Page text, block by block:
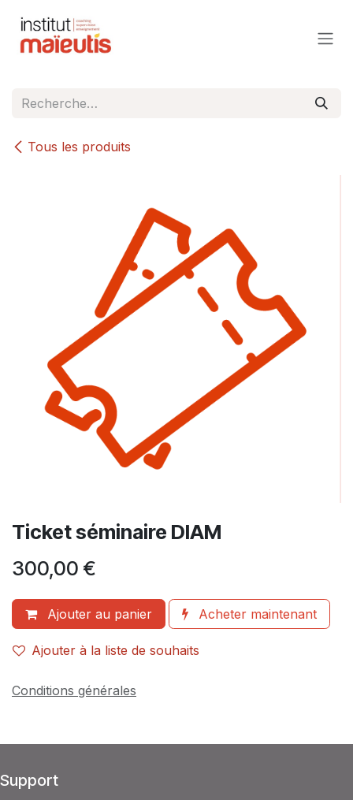
Tous les produits
Ticket séminaire DIAM
300,00 €
Ajouter au panier Acheter maintenant
Ajouter à la liste de souhaits
Conditions générales
Support